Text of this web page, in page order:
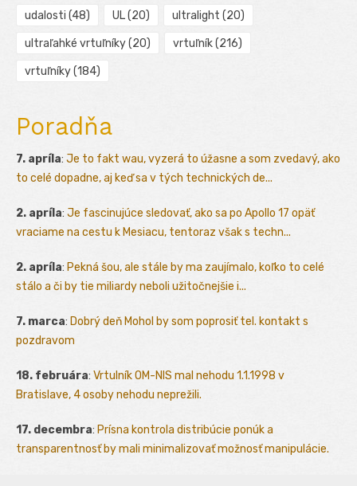
udalosti (48) UL(20) ultralight (20)
ultraľahké vrtuľníky(20) vrtuľník(216)
vrtuľníky(184)
Poradňa
7. apríla: Je to fakt wau, vyzerá to úžasne a som zvedavý, ako
to celé dopadne, aj keď sa v tých technických de...
2. apríla: Je fascinujúce sledovať, ako sa po Apollo 17 opäť
vraciame na cestu k Mesiacu, tentoraz však s techn...
2. apríla: Pekná šou, ale stále by ma zaujímalo, koľko to celé
stálo a či by tie miliardy neboli užitočnejšie i...
7. marca: Dobrý deň Mohol by som poprosiť tel. kontakt s
pozdravom
18. februára: Vrtulník OM-NIS mal nehodu 1.1.1998 v
Bratislave, 4 osoby nehodu neprežili.
17. decembra: Prísna kontrola distribúcie ponúk a
transparentnosť by mali minimalizovať možnosť manipulácie.